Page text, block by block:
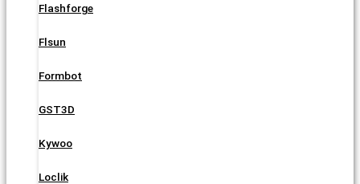
Flashforge
Flsun
Formbot
GST3D
Kywoo
Loclik